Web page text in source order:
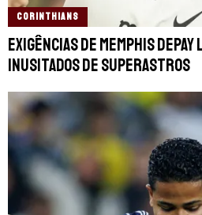
CORINTHIANS
Exigências de Memphis
inusitados de superastros